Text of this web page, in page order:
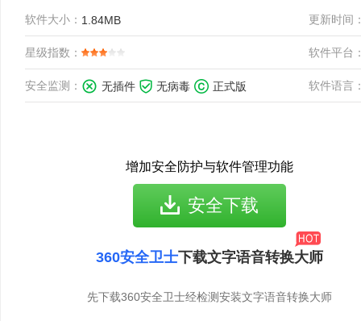
软件大小： 1.84MB 更新时间
星级指数： 软件平台
安全监测： 无插件 无病毒 正式版 软件语言
增加安全防护与软件管理功能
安全下载
360安全卫士下载文字语音转换大师
先下载360安全卫士经检测安装文字语音转换大师